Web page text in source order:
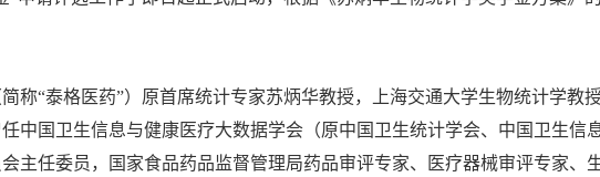
称“泰格医药”）原首席统计专家苏炳华教授，上海交通大学生物统计学教
中国卫生信息与健康医疗大数据学会（原中国卫生统计学会、中国卫生信
主任委员，国家食品药品监督管理局药品审评专家、医疗器械审评专家、